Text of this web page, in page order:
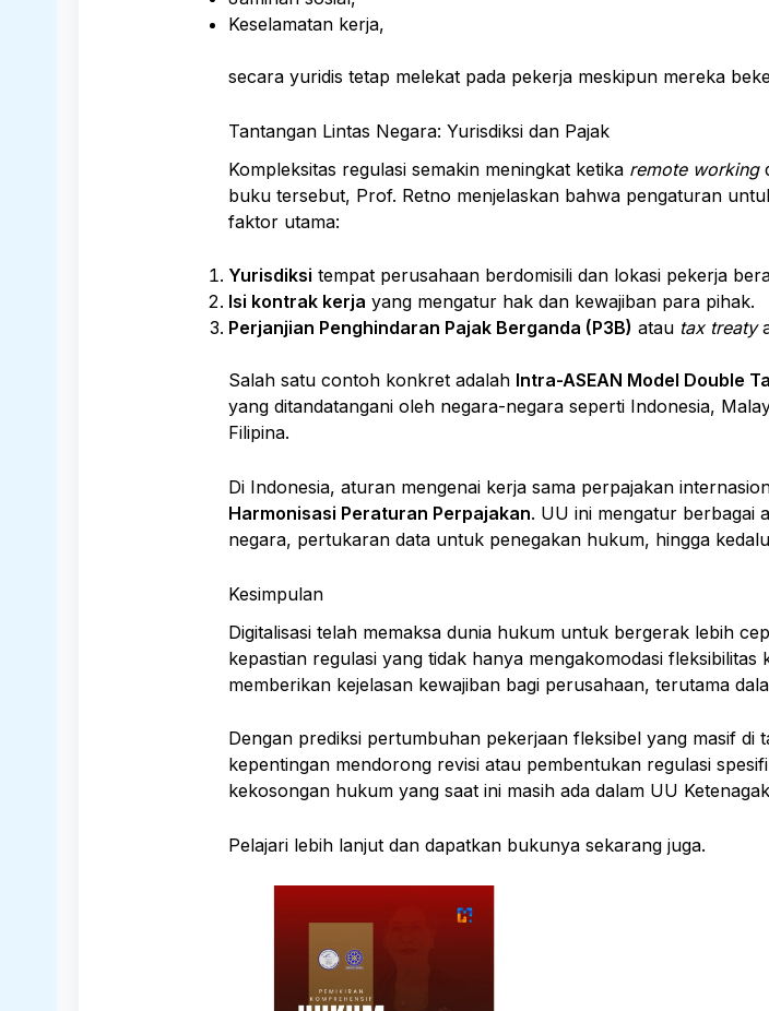
Keselamatan kerja,
secara yuridis tetap melekat pada pekerja meskipun mereka
Tantangan Lintas Negara: Yurisdiksi dan Pajak
Kompleksitas regulasi semakin meningkat ketika remote working
buku tersebut, Prof. Retno menjelaskan bahwa pengaturan
faktor utama:
Yurisdiksi tempat perusahaan berdomisili dan lokasi pekerja
Isi kontrak kerja yang mengatur hak dan kewajiban para pihak.
Perjanjian Penghindaran Pajak Berganda (P3B) atau tax treaty
Salah satu contoh konkret adalah Intra-ASEAN Model Double
yang ditandatangani oleh negara-negara seperti Indonesia,
Filipina.
Di Indonesia, aturan mengenai kerja sama perpajakan
Harmonisasi Peraturan Perpajakan. UU ini mengatur berbagai
negara, pertukaran data untuk penegakan hukum, hingga
Kesimpulan
Digitalisasi telah memaksa dunia hukum untuk bergerak lebih
kepastian regulasi yang tidak hanya mengakomodasi
memberikan kejelasan kewajiban bagi perusahaan, terutama
Dengan prediksi pertumbuhan pekerjaan fleksibel yang masif
kepentingan mendorong revisi atau pembentukan regulasi
kekosongan hukum yang saat ini masih ada dalam UU
Pelajari lebih lanjut dan dapatkan bukunya sekarang juga.